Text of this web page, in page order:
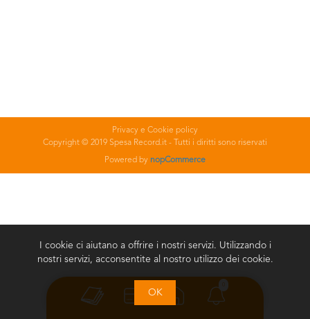
Privacy e Cookie policy
Copyright © 2019 Spesa Record.it - Tutti i diritti sono riservati
Powered by nopCommerce
I cookie ci aiutano a offrire i nostri servizi. Utilizzando i
nostri servizi, acconsentite al nostro utilizzo dei cookie.
OK